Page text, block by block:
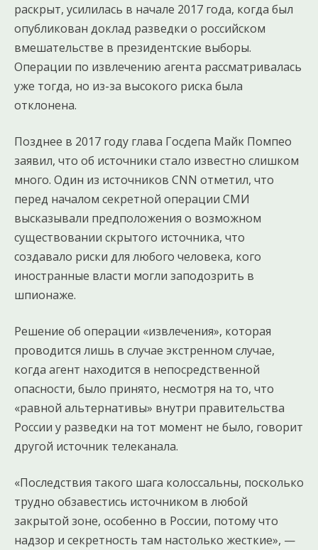
раскрыт, усилилась в начале 2017 года, когда был
опубликован доклад разведки о российском
вмешательстве в президентские выборы.
Операции по извлечению агента рассматривалась
уже тогда, но из-за высокого риска была
отклонена.
Позднее в 2017 году глава Госдепа Майк Помпео
заявил, что об источники стало известно слишком
много. Один из источников CNN отметил, что
перед началом секретной операции СМИ
высказывали предположения о возможном
существовании скрытого источника, что
создавало риски для любого человека, кого
иностранные власти могли заподозрить в
шпионаже.
Решение об операции «извлечения», которая
проводится лишь в случае экстренном случае,
когда агент находится в непосредственной
опасности, было принято, несмотря на то, что
«равной альтернативы» внутри правительства
России у разведки на тот момент не было, говорит
другой источник телеканала.
«Последствия такого шага колоссальны, посколько
трудно обзавестись источником в любой
закрытой зоне, особенно в России, потому что
надзор и секретность там настолько жесткие», —